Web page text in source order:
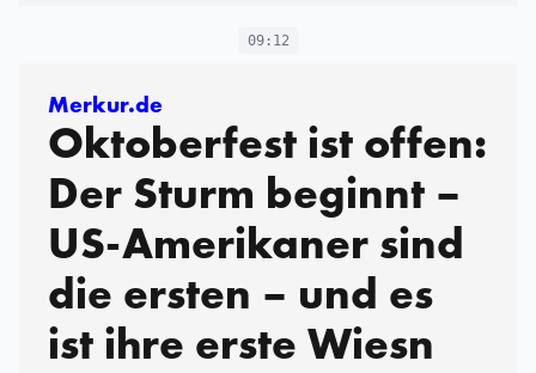
09:12
Merkur.de
Oktoberfest ist offen:
Der Sturm beginnt –
US-Amerikaner sind
die ersten – und es
ist ihre erste Wiesn